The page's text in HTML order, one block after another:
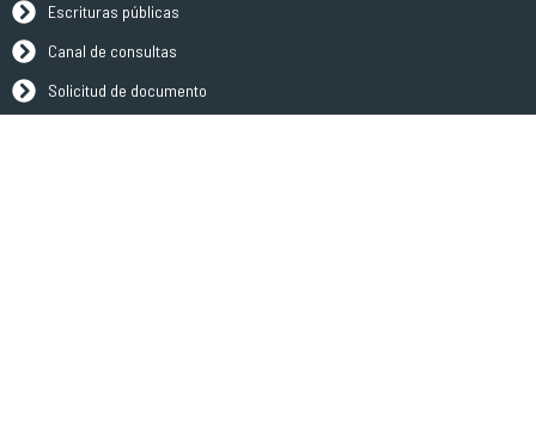
Escrituras públicas
Canal de consultas
Solicitud de documento